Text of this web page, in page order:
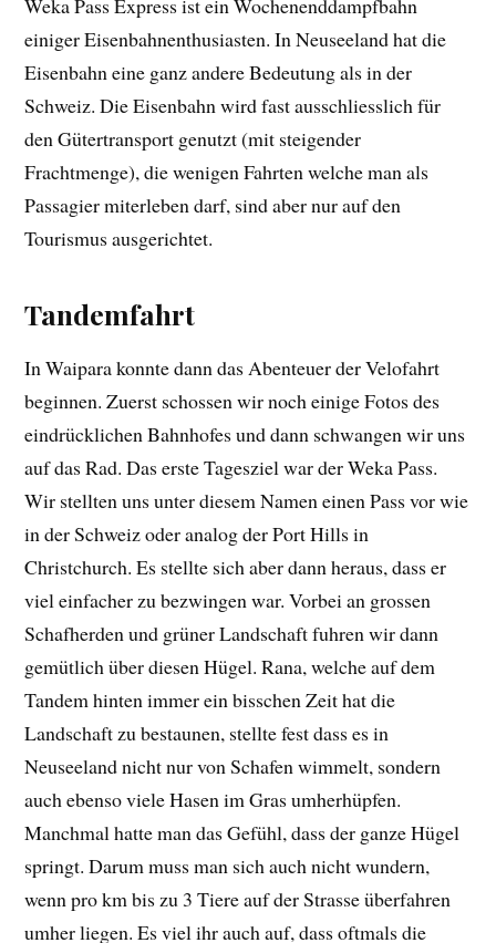
einiger Eisenbahnenthusiasten. In Neuseeland hat die
Eisenbahn eine ganz andere Bedeutung als in der
Schweiz. Die Eisenbahn wird fast ausschliesslich für
den Gütertransport genutzt (mit steigender
Frachtmenge), die wenigen Fahrten welche man als
Passagier miterleben darf, sind aber nur auf den
Tourismus ausgerichtet.
Tandemfahrt
In Waipara konnte dann das Abenteuer der Velofahrt
beginnen. Zuerst schossen wir noch einige Fotos des
eindrücklichen Bahnhofes und dann schwangen wir uns
auf das Rad. Das erste Tagesziel war der Weka Pass.
Wir stellten uns unter diesem Namen einen Pass vor wie
in der Schweiz oder analog der Port Hills in
Christchurch. Es stellte sich aber dann heraus, dass er
viel einfacher zu bezwingen war. Vorbei an grossen
Schafherden und grüner Landschaft fuhren wir dann
gemütlich über diesen Hügel. Rana, welche auf dem
Tandem hinten immer ein bisschen Zeit hat die
Landschaft zu bestaunen, stellte fest dass es in
Neuseeland nicht nur von Schafen wimmelt, sondern
auch ebenso viele Hasen im Gras umherhüpfen.
Manchmal hatte man das Gefühl, dass der ganze Hügel
springt. Darum muss man sich auch nicht wundern,
wenn pro km bis zu 3 Tiere auf der Strasse überfahren
umher liegen. Es viel ihr auch auf, dass oftmals die